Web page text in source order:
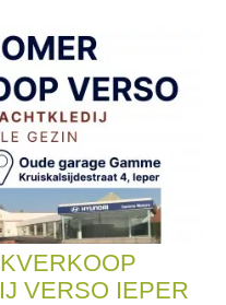
VERSO IEPER